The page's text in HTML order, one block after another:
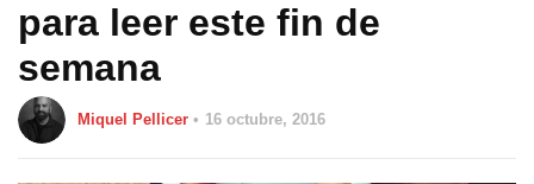
para leer este fin de
semana
Miquel Pellicer 16 octubre, 2016